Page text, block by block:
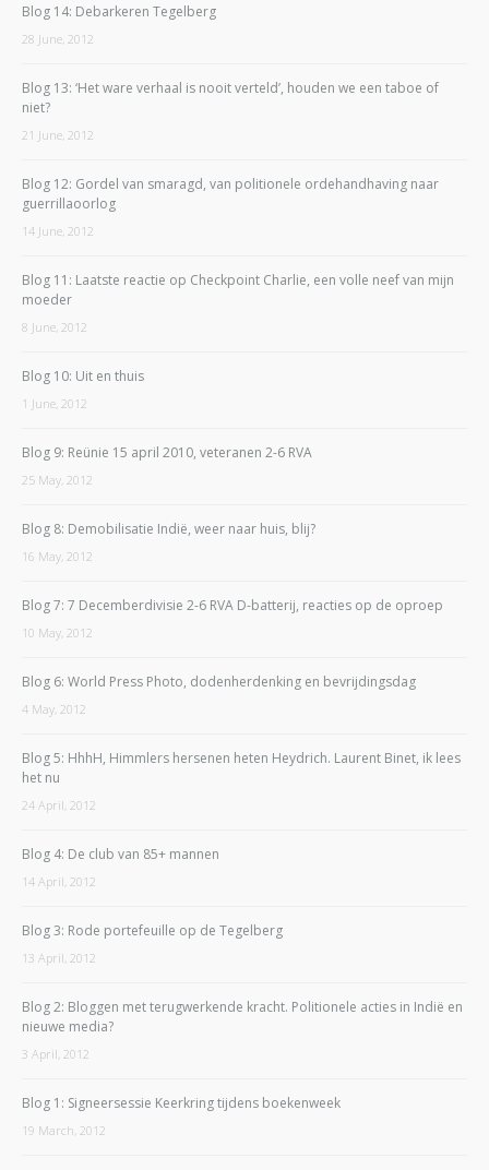
Blog 14: Debarkeren Tegelberg
28 June, 2012
Blog 13: ‘Het ware verhaal is nooit verteld’, houden we een taboe of
niet?
21 June, 2012
Blog 12: Gordel van smaragd, van politionele ordehandhaving naar
guerrillaoorlog
14 June, 2012
Blog 11: Laatste reactie op Checkpoint Charlie, een volle neef van mijn
moeder
8 June, 2012
Blog 10: Uit en thuis
1 June, 2012
Blog 9: Reünie 15 april 2010, veteranen 2-6 RVA
25 May, 2012
Blog 8: Demobilisatie Indië, weer naar huis, blij?
16 May, 2012
Blog 7: 7 Decemberdivisie 2-6 RVA D-batterij, reacties op de oproep
10 May, 2012
Blog 6: World Press Photo, dodenherdenking en bevrijdingsdag
4 May, 2012
Blog 5: HhhH, Himmlers hersenen heten Heydrich. Laurent Binet, ik lees
het nu
24 April, 2012
Blog 4: De club van 85+ mannen
14 April, 2012
Blog 3: Rode portefeuille op de Tegelberg
13 April, 2012
Blog 2: Bloggen met terugwerkende kracht. Politionele acties in Indië en
nieuwe media?
3 April, 2012
Blog 1: Signeersessie Keerkring tijdens boekenweek
19 March, 2012